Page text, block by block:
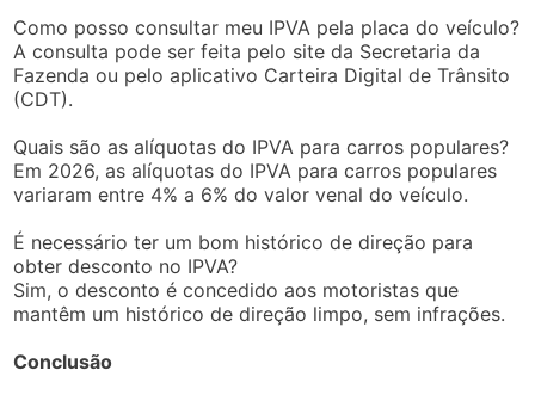
Como posso consultar meu IPVA pela placa do veículo?
A consulta pode ser feita pelo site da Secretaria da
Fazenda ou pelo aplicativo Carteira Digital de Trânsito
(CDT).
Quais são as alíquotas do IPVA para carros populares?
Em 2026, as alíquotas do IPVA para carros populares
variaram entre 4% a 6% do valor venal do veículo.
É necessário ter um bom histórico de direção para
obter desconto no IPVA?
Sim, o desconto é concedido aos motoristas que
mantêm um histórico de direção limpo, sem infrações.
Conclusão